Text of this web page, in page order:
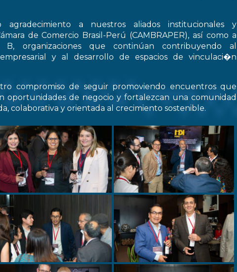
agradecimiento a nuestros aliados institucionales y
de Comercio Brasil-Perú (CAMBRAPER), así como a
organizaciones que continúan contribuyendo al
y al desarrollo de espacios de vinculaci�n
compromiso de seguir promoviendo encuentros que
oportunidades de negocio y fortalezcan una comunidad
colaborativa y orientada al crecimiento sostenible.